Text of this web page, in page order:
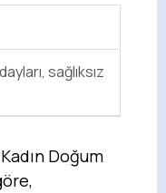
sağlıksız
Doğum